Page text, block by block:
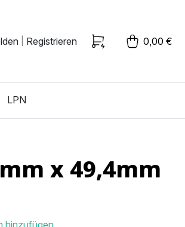
Registrieren 0,00 €
LPN
x 49,4mm
hinzufügen